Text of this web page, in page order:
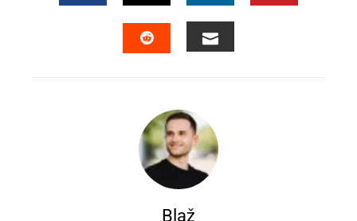
FACEBOOKTWITTERLINKEDIN
Blaž